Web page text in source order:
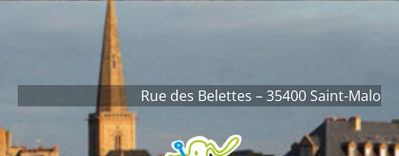
Rue des Belettes – 35400 Saint-Malo